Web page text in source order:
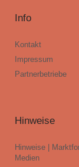
Info
Kontakt
Impressum
Partnerbetriebe
Hinweise
Hinweise |
Medien